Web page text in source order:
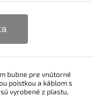
bubne pre vnútorné
poistkou a káblom s
vyrobené z plastu,